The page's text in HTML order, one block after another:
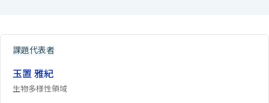
課題代表者
玉置 雅紀
生物多様性領域